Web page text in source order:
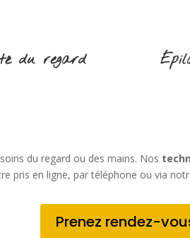
du regard
du regard ou des mains. Nos
pris en ligne, par téléphone ou via
Prenez rendez-